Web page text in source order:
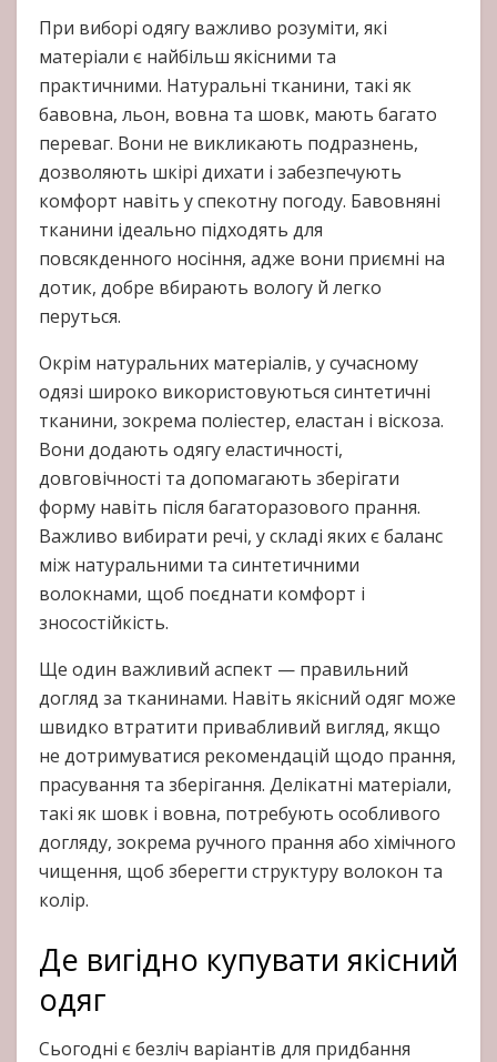
При виборі одягу важливо розуміти, які
матеріали є найбільш якісними та
практичними. Натуральні тканини, такі як
бавовна, льон, вовна та шовк, мають багато
переваг. Вони не викликають подразнень,
дозволяють шкірі дихати і забезпечують
комфорт навіть у спекотну погоду. Бавовняні
тканини ідеально підходять для
повсякденного носіння, адже вони приємні на
дотик, добре вбирають вологу й легко
перуться.
Окрім натуральних матеріалів, у сучасному
одязі широко використовуються синтетичні
тканини, зокрема поліестер, еластан і віскоза.
Вони додають одягу еластичності,
довговічності та допомагають зберігати
форму навіть після багаторазового прання.
Важливо вибирати речі, у складі яких є баланс
між натуральними та синтетичними
волокнами, щоб поєднати комфорт і
зносостійкість.
Ще один важливий аспект — правильний
догляд за тканинами. Навіть якісний одяг може
швидко втратити привабливий вигляд, якщо
не дотримуватися рекомендацій щодо прання,
прасування та зберігання. Делікатні матеріали,
такі як шовк і вовна, потребують особливого
догляду, зокрема ручного прання або хімічного
чищення, щоб зберегти структуру волокон та
колір.
Де вигідно купувати якісний
одяг
Сьогодні є безліч варіантів для придбання